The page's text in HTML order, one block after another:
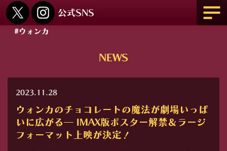
#ウォンカ
NEWS
2023.11.28
ウォンカのチョコレートの魔法が劇場いっぱ
いに広がる― IMAX版ポスター解禁＆ラージ
フォーマット上映が決定！